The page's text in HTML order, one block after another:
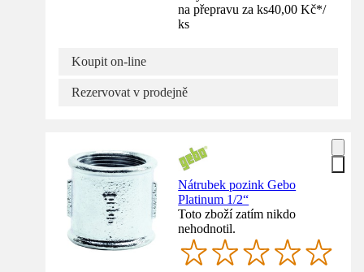
na přepravu za ks40,00 Kč*/
ks
Koupit on-line
Rezervovat v prodejně
Nátrubek pozink Gebo
Platinum 1/2“
Toto zboží zatím nikdo
nehodnotil.